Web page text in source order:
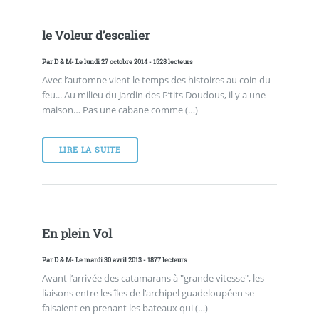
le Voleur d’escalier
ParD & M- Le lundi 27 octobre 2014 - 1528 lecteurs
Avec l’automne vient le temps des histoires au coin du
feu... Au milieu du Jardin des P’tits Doudous, il y a une
maison… Pas une cabane comme (…)
LIRE LA SUITE
En plein Vol
ParD & M- Le mardi 30 avril 2013 - 1877 lecteurs
Avant l’arrivée des catamarans à "grande vitesse", les
liaisons entre les îles de l’archipel guadeloupéen se
faisaient en prenant les bateaux qui (…)